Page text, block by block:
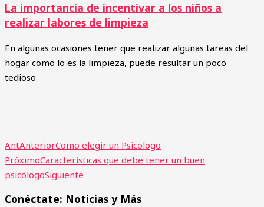
La importancia de incentivar a los niños a
realizar labores de limpieza
En algunas ocasiones tener que realizar algunas tareas del
hogar como lo es la limpieza, puede resultar un poco
tedioso
AntAnteriorComo elegir un Psicologo
PróximoCaracterísticas que debe tener un buen
psicólogoSiguiente
Conéctate: Noticias y Más